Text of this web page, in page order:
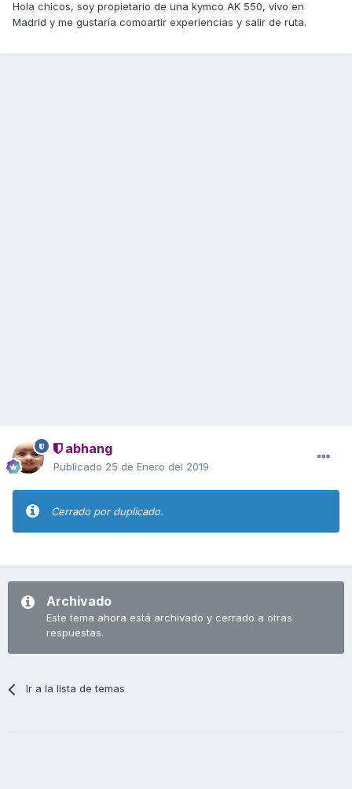
Hola chicos, soy propietario de una kymco AK 550, vivo en
Madrid y me gustaría comoartir experiencias y salir de ruta.
abhang
Publicado 25 de Enero del 2019
Cerrado por duplicado.
Archivado
Este tema ahora está archivado y cerrado a otras
respuestas.
Ir a la lista de temas